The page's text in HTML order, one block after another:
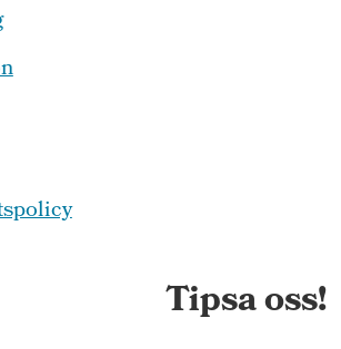
Tipsa oss!